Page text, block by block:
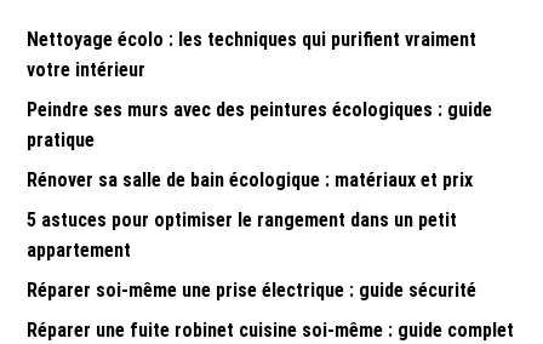
Nettoyage écolo : les techniques qui purifient vraiment
votre intérieur
Peindre ses murs avec des peintures écologiques : guide
pratique
Rénover sa salle de bain écologique : matériaux et prix
5 astuces pour optimiser le rangement dans un petit
appartement
Réparer soi-même une prise électrique : guide sécurité
Réparer une fuite robinet cuisine soi-même : guide complet